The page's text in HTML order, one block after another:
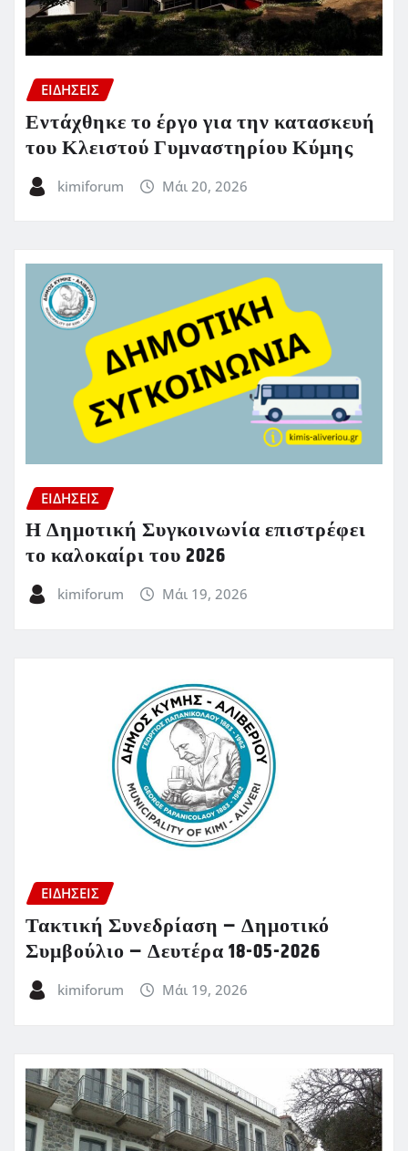
ΕΙΔΗΣΕΙΣ
Εντάχθηκε το έργο για την κατασκευή
του Κλειστού Γυμναστηρίου Κύμης
kimiforum Μάι 20, 2026
ΕΙΔΗΣΕΙΣ
Η Δημοτική Συγκοινωνία επιστρέφει
το καλοκαίρι του 2026
kimiforum Μάι 19, 2026
ΕΙΔΗΣΕΙΣ
Τακτική Συνεδρίαση – Δημοτικό
Συμβούλιο – Δευτέρα 18-05-2026
kimiforum Μάι 19, 2026